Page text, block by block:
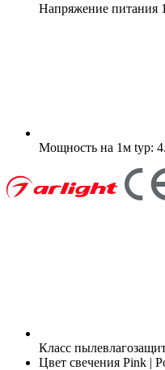
Напряжение питания
Мощность на 1м typ:
Класс
Цвет свечения Pink |